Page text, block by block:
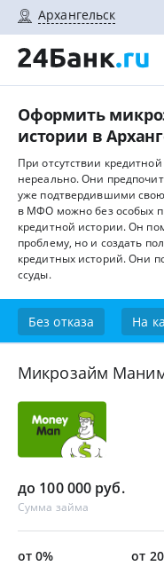
Архангельск
Оформить
истории в
При отсутствии
нереально. Они
уже подтвердившими
в МФО можно без особых
кредитной истории. Он
проблему, но и создать
кредитных историй. Они
ссуды.
Без отказа На
Микрозайм
до 100 000 руб.
Сумма займа
от 0% от